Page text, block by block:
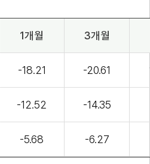
1개월 3개월
-18.21 -20.61
-12.52 -14.35
-5.68 -6.27